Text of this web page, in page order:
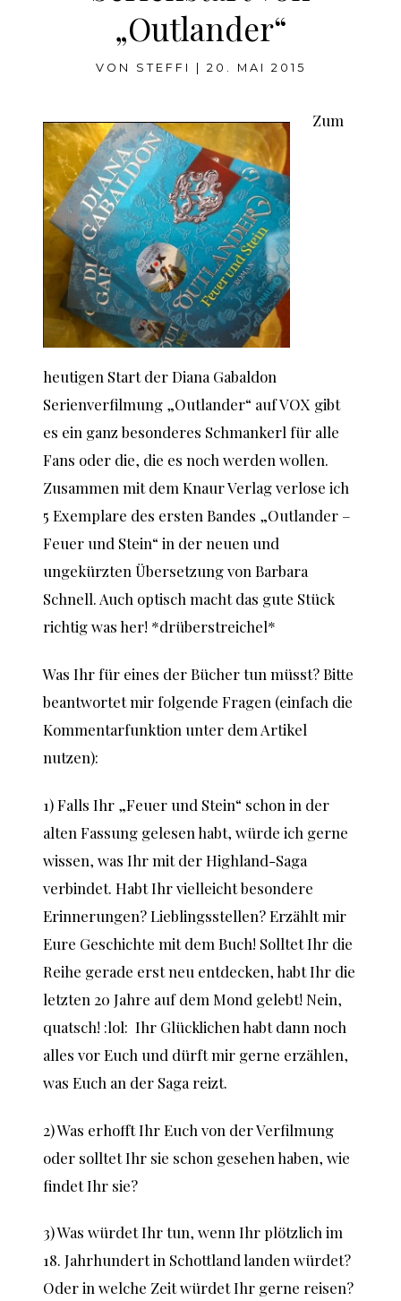
„Outlander“
VON STEFFI 20. MAI 2015
Zum
heutigen Start der Diana Gabaldon
Serienverfilmung „Outlander“ auf VOX gibt
es ein ganz besonderes Schmankerl für alle
Fans oder die, die es noch werden wollen.
Zusammen mit dem Knaur Verlag verlose ich
5 Exemplare des ersten Bandes „Outlander –
Feuer und Stein“ in der neuen und
ungekürzten Übersetzung von Barbara
Schnell. Auch optisch macht das gute Stück
richtig was her! *drüberstreichel*
Was Ihr für eines der Bücher tun müsst? Bitte
beantwortet mir folgende Fragen (einfach die
Kommentarfunktion unter dem Artikel
nutzen):
1) Falls Ihr „Feuer und Stein“ schon in der
alten Fassung gelesen habt, würde ich gerne
wissen, was Ihr mit der Highland-Saga
verbindet. Habt Ihr vielleicht besondere
Erinnerungen? Lieblingsstellen? Erzählt mir
Eure Geschichte mit dem Buch! Solltet Ihr die
Reihe gerade erst neu entdecken, habt Ihr die
letzten 20 Jahre auf dem Mond gelebt! Nein,
quatsch! :lol: Ihr Glücklichen habt dann noch
alles vor Euch und dürft mir gerne erzählen,
was Euch an der Saga reizt.
2) Was erhofft Ihr Euch von der Verfilmung
oder solltet Ihr sie schon gesehen haben, wie
findet Ihr sie?
3) Was würdet Ihr tun, wenn Ihr plötzlich im
18. Jahrhundert in Schottland landen würdet?
Oder in welche Zeit würdet Ihr gerne reisen?